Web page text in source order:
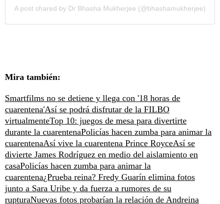
A post shared by Dr Bhasha Mukherjee (@bhashamukherjee)
Mira también:
Smartfilms no se detiene y llega con '18 horas de
cuarentena'Así se podrá disfrutar de la FILBO
virtualmenteTop 10: juegos de mesa para divertirte
durante la cuarentenaPolicías hacen zumba para animar la
cuarentenaAsí vive la cuarentena Prince RoyceAsí se
divierte James Rodríguez en medio del aislamiento en
casaPolicías hacen zumba para animar la
cuarentena¿Prueba reina? Fredy Guarín elimina fotos
junto a Sara Uribe y da fuerza a rumores de su
rupturaNuevas fotos probarían la relación de Andreina